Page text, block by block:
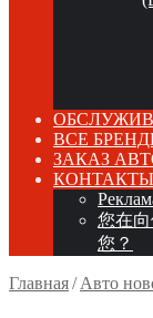
ВСЕ
ЗАКАЗ
КОНТАКТЫ
您在
您？
Главная/ Авто